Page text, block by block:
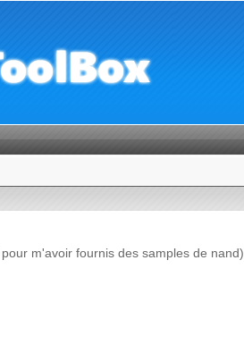
m'avoir fournis des samples de nand)